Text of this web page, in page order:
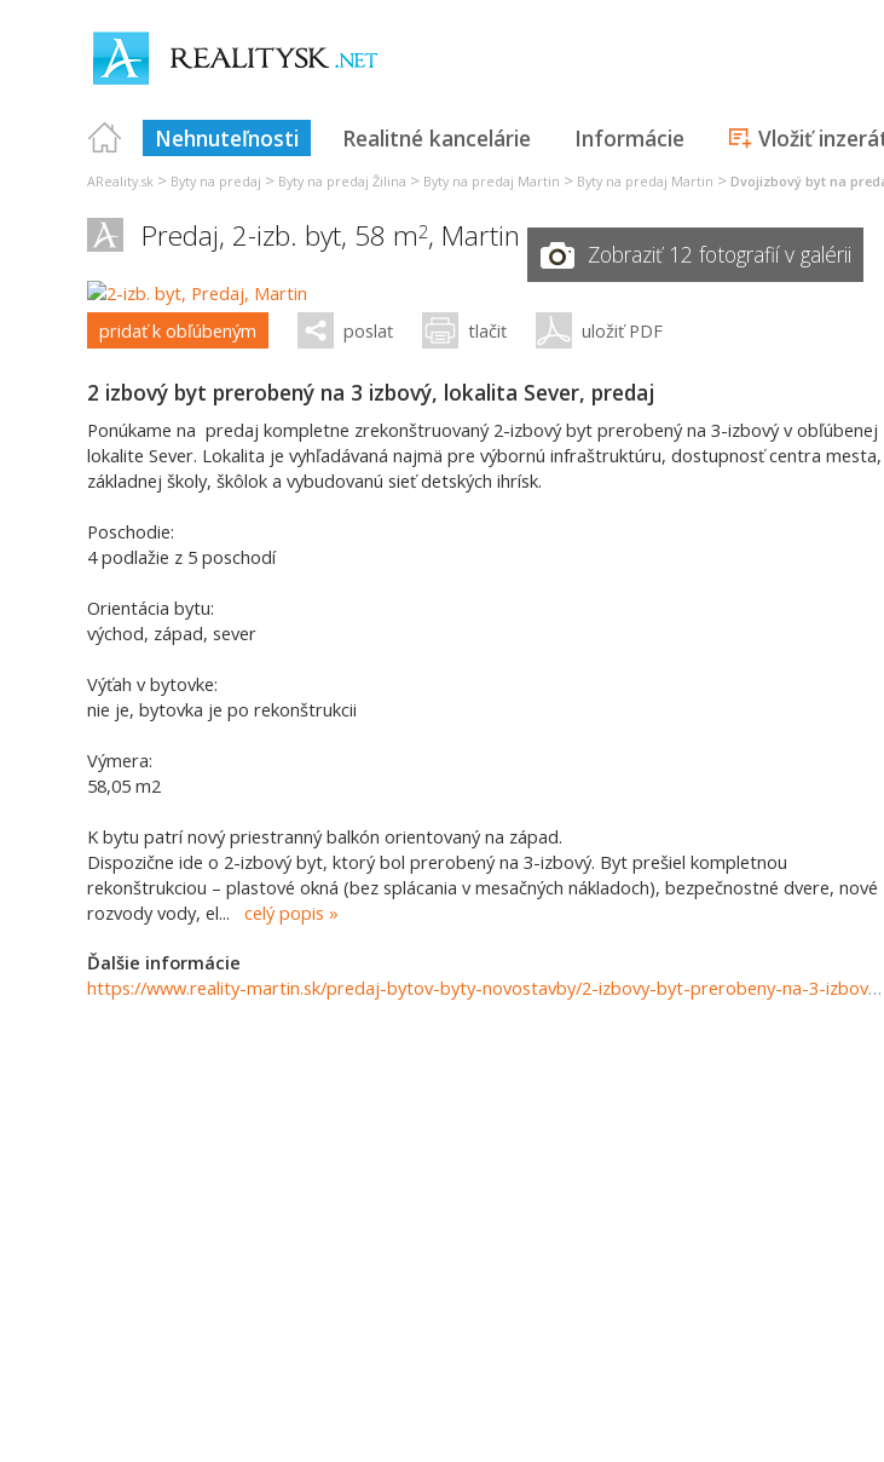
Nehnuteľnosti Realitné kancelárie Informácie Vložiť
AReality.sk > Byty na predaj > Byty na predaj Žilina > Byty na predaj Martin > Byty na predaj Martin > Dvojizbový byt na
Predaj, 2-izb. byt, 58 m2, Martin Zobraziť 12 fotografií v galérii
pridať k obľúbeným poslať tlačiť uložiť PDF
2 izbový byt prerobený na 3 izbový, lokalita Sever, predaj
Ponúkame na predaj kompletne zrekonštruovaný 2-izbový byt prerobený na 3-izbový v obľúbenej
lokalite Sever. Lokalita je vyhľadávaná najmä pre výbornú infraštruktúru, dostupnosť centra mesta,
základnej školy, škôlok a vybudovanú sieť detských ihrísk.
Poschodie:
4 podlažie z 5 poschodí
Orientácia bytu:
východ, západ, sever
Výťah v bytovke:
nie je, bytovka je po rekonštrukcii
Výmera:
58,05 m2
K bytu patrí nový priestranný balkón orientovaný na západ.
Dispozične ide o 2-izbový byt, ktorý bol prerobený na 3-izbový. Byt prešiel kompletnou
rekonštrukciou – plastové okná (bez splácania v mesačných nákladoch), bezpečnostné dvere, nové
rozvody vody, el... celý popis
Ďalšie informácie
https://www.reality-martin.sk/predaj-bytov-byty-novostavby/2-izbovy-byt-prerobeny-na-3-izbovy-lokalita-Sever-predaj-37546/?utm_source=areality&utm_medium=xml&utm_term=37546&utm_content=byt&utm_campaign=portaly